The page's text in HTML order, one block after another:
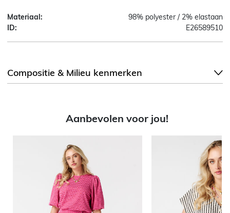
Materiaal:
98% polyester / 2% elastaan
ID:
E26589510
Compositie & Milieu kenmerken
Aanbevolen voor jou!